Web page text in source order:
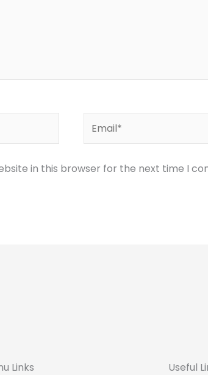
in this browser for the next time I
Links Useful